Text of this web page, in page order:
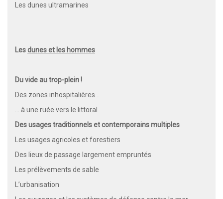
Les dunes ultramarines
Lesdunes et les hommes
Du vide au trop-plein !
Des zones inhospitalières…
… à une ruée vers le littoral
Des usages traditionnels et contemporains multiples
Les usages agricoles et forestiers
Des lieux de passage largement empruntés
Les prélèvements de sable
L’urbanisation